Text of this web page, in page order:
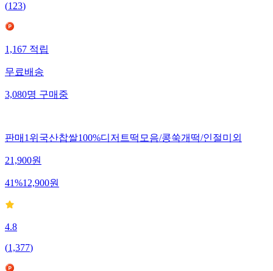
(123)
1,167 적립
무료배송
3,080명 구매중
판매1위국산찹쌀100%디저트떡모음/콩쑥개떡/인절미외
21,900원
41%12,900원
4.8
(1,377)